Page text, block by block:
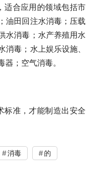
油田回注水消毒；压载
水消毒；水产养殖用水
毒；水上娱乐设施、
；空气消毒。
消毒
的